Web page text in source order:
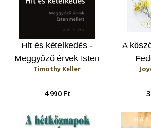
Hit és kételkedés -
Meggyőző érvek Isten
mellett
Timothy Keller
4 990 Ft
A